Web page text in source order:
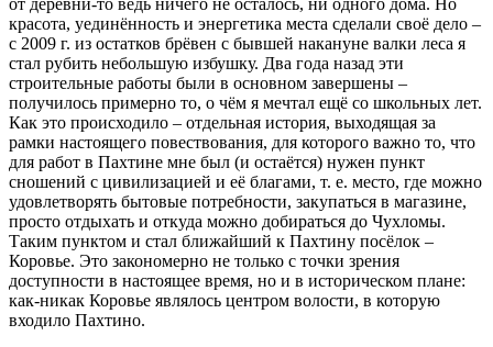
от деревни-то ведь ничего не осталось, ни одного дома. Но
красота, уединённость и энергетика места сделали своё дело –
с 2009 г. из остатков брёвен с бывшей накануне валки леса я
стал рубить небольшую избушку. Два года назад эти
строительные работы были в основном завершены –
получилось примерно то, о чём я мечтал ещё со школьных лет.
Как это происходило – отдельная история, выходящая за
рамки настоящего повествования, для которого важно то, что
для работ в Пахтине мне был (и остаётся) нужен пункт
сношений с цивилизацией и её благами, т. е. место, где можно
удовлетворять бытовые потребности, закупаться в магазине,
просто отдыхать и откуда можно добираться до Чухломы.
Таким пунктом и стал ближайший к Пахтину посёлок –
Коровье. Это закономерно не только с точки зрения
доступности в настоящее время, но и в историческом плане:
как-никак Коровье являлось центром волости, в которую
входило Пахтино.